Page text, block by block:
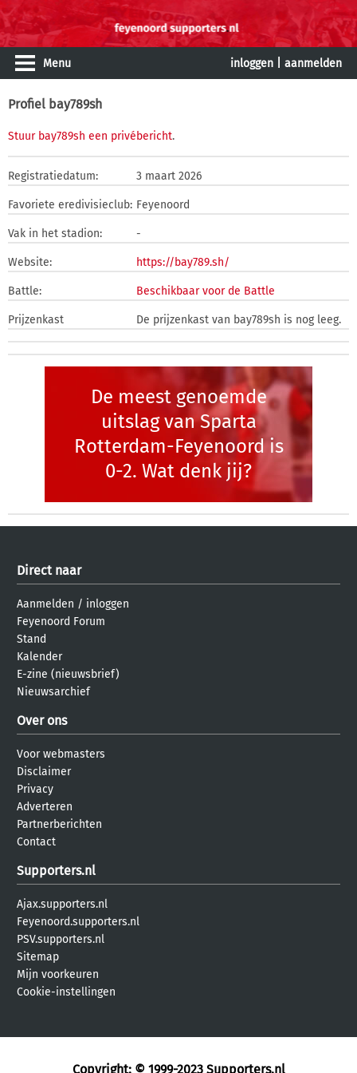
Menu inloggen aanmelden
Profiel bay789sh
Stuur bay789sh een privébericht.
Registratiedatum: 3 maart 2026
Favoriete eredivisieclub: Feyenoord
Vak in het stadion: -
Website: https://bay789.sh/
Battle: Beschikbaar voor de Battle
Prijzenkast De prijzenkast van bay789sh is nog leeg.
De meest genoemde
uitslag van Sparta
Rotterdam-Feyenoord is
0-2. Wat denk jij?
Direct naar
Aanmelden / inloggen
Feyenoord Forum
Stand
Kalender
E-zine (nieuwsbrief)
Nieuwsarchief
Over ons
Voor webmasters
Disclaimer
Privacy
Adverteren
Partnerberichten
Contact
Supporters.nl
Ajax.supporters.nl
Feyenoord.supporters.nl
PSV.supporters.nl
Sitemap
Mijn voorkeuren
Cookie-instellingen
Copyright: © 1999-2023 Supporters.nl